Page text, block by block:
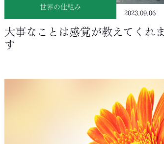
世界の仕組み
2023.09.06
大事なことは感覚が教えてくれま
す